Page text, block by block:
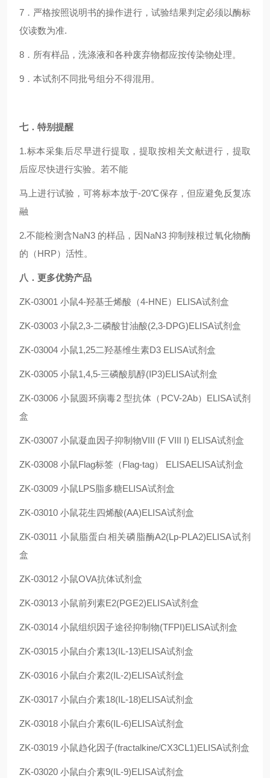
7．严格按照说明书的操作进行，试验结果判定必须以酶标
仪读数为准.
8．所有样品，洗涤液和各种废弃物都应按传染物处理。
9．本试剂不同批号组分不得混用。
七．特别提醒
1.标本采集后尽早进行提取，提取按相关文献进行，提取
后应尽快进行实验。若不能
马上进行试验，可将标本放于-20℃保存，但应避免反复冻
融
2.不能检测含NaN3 的样品，因NaN3 抑制辣根过氧化物酶
的（HRP）活性。
八．更多优势产品
ZK-03001 小鼠4-羟基壬烯酸（4-HNE）ELISA试剂盒
ZK-03003 小鼠2,3-二磷酸甘油酸(2,3-DPG)ELISA试剂盒
ZK-03004 小鼠1,25二羟基维生素D3 ELISA试剂盒
ZK-03005 小鼠1,4,5-三磷酸肌醇(IP3)ELISA试剂盒
ZK-03006 小鼠圆环病毒2 型抗体（PCV-2Ab）ELISA试剂
盒
ZK-03007 小鼠凝血因子抑制物VIII (F VIII I) ELISA试剂盒
ZK-03008 小鼠Flag标签（Flag-tag） ELISAELISA试剂盒
ZK-03009 小鼠LPS脂多糖ELISA试剂盒
ZK-03010 小鼠花生四烯酸(AA)ELISA试剂盒
ZK-03011 小鼠脂蛋白相关磷脂酶A2(Lp-PLA2)ELISA试剂
盒
ZK-03012 小鼠OVA抗体试剂盒
ZK-03013 小鼠前列素E2(PGE2)ELISA试剂盒
ZK-03014 小鼠组织因子途径抑制物(TFPI)ELISA试剂盒
ZK-03015 小鼠白介素13(IL-13)ELISA试剂盒
ZK-03016 小鼠白介素2(IL-2)ELISA试剂盒
ZK-03017 小鼠白介素18(IL-18)ELISA试剂盒
ZK-03018 小鼠白介素6(IL-6)ELISA试剂盒
ZK-03019 小鼠趋化因子(fractalkine/CX3CL1)ELISA试剂盒
ZK-03020 小鼠白介素9(IL-9)ELISA试剂盒